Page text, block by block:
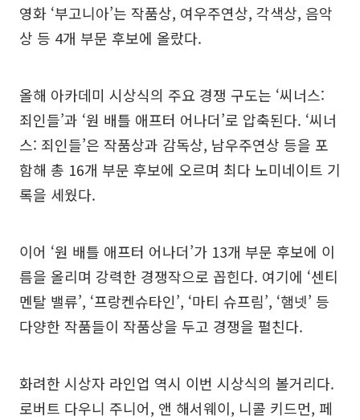
영화 ‘부고니아’는 작품상, 여우주연상, 각색상, 음악
상 등 4개 부문 후보에 올랐다.
올해 아카데미 시상식의 주요 경쟁 구도는 ‘씨너스:
죄인들’과 ‘원 배틀 애프터 어나더’로 압축된다. ‘씨너
스: 죄인들’은 작품상과 감독상, 남우주연상 등을 포
함해 총 16개 부문 후보에 오르며 최다 노미네이트 기
록을 세웠다.
이어 ‘원 배틀 애프터 어나더’가 13개 부문 후보에 이
름을 올리며 강력한 경쟁작으로 꼽힌다. 여기에 ‘센티
멘탈 밸류’, ‘프랑켄슈타인’, ‘마티 슈프림’, ‘햄넷’ 등
다양한 작품들이 작품상을 두고 경쟁을 펼친다.
화려한 시상자 라인업 역시 이번 시상식의 볼거리다.
로버트 다우니 주니어, 앤 해서웨이, 니콜 키드먼, 페